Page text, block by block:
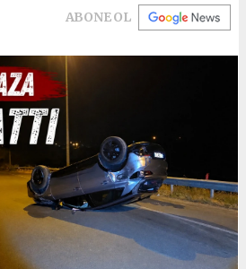
ABONE OL